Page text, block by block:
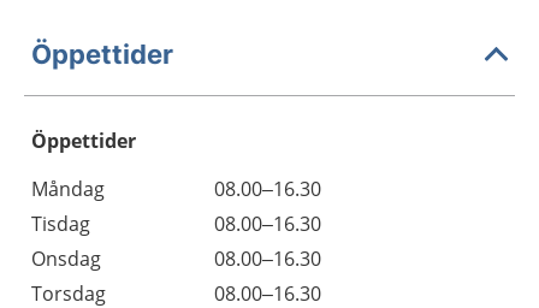
Öppettider
Öppettider
Dag
Öppettider
Kommentarer
Måndag
08.00–16.30
Tisdag
08.00–16.30
Onsdag
08.00–16.30
Torsdag
08.00–16.30